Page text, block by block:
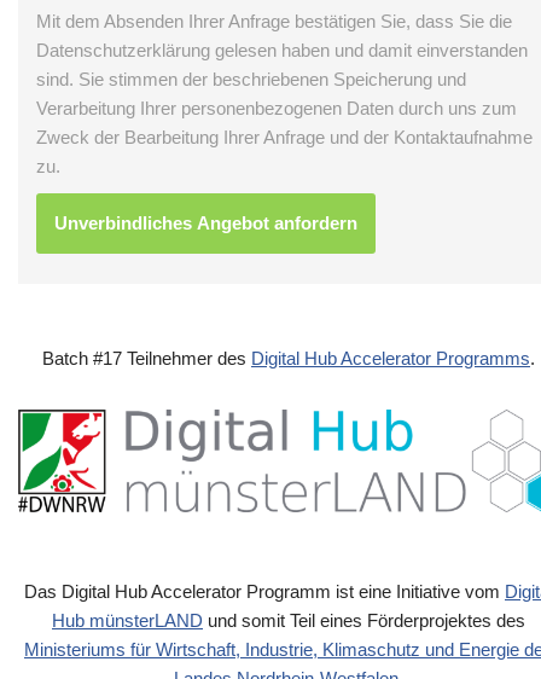
Mit dem Absenden Ihrer Anfrage bestätigen Sie, dass Sie die
Datenschutzerklärung gelesen haben und damit einverstanden
sind. Sie stimmen der beschriebenen Speicherung und
Verarbeitung Ihrer personenbezogenen Daten durch uns zum
Zweck der Bearbeitung Ihrer Anfrage und der Kontaktaufnahme
zu.
Batch #17 Teilnehmer des Digital Hub Accelerator Programms.
Das Digital Hub Accelerator Programm ist eine Initiative vom
Hub münsterLAND und somit Teil eines Förderprojektes des
Ministeriums für Wirtschaft, Industrie, Klimaschutz und Energie